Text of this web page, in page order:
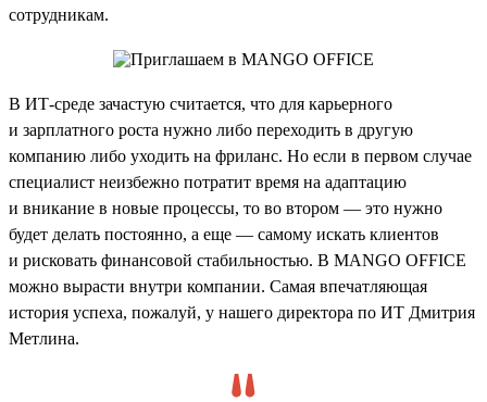
сотрудникам.
В ИТ-среде зачастую считается, что для карьерного
и зарплатного роста нужно либо переходить в другую
компанию либо уходить на фриланс. Но если в первом случае
специалист неизбежно потратит время на адаптацию
и вникание в новые процессы, то во втором — это нужно
будет делать постоянно, а еще — самому искать клиентов
и рисковать финансовой стабильностью. В MANGO OFFICE
можно вырасти внутри компании. Самая впечатляющая
история успеха, пожалуй, у нашего директора по ИТ Дмитрия
Метлина.